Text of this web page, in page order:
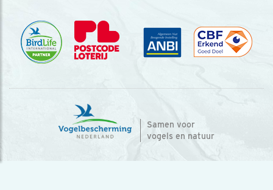
Samen voor
vogels en natuur